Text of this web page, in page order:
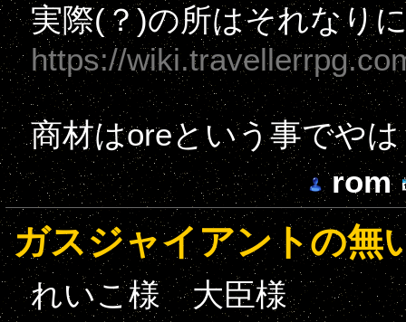
実際(？)の所はそれなり
https://
商材はoreという事でや
rom
ガスジャイアントの無
れいこ様 大臣様